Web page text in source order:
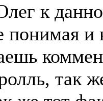
к
понимая и
так